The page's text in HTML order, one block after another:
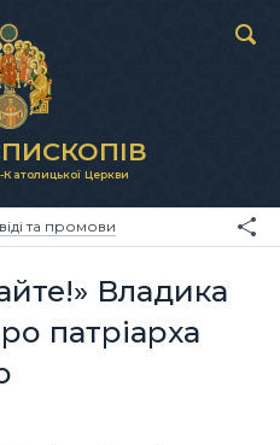
Католицької Церкви
та промови
Владика
патріарха